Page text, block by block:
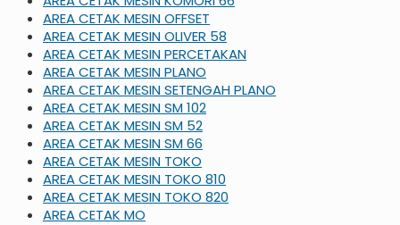
AREA CETAK MESIN OFFSET
AREA CETAK MESIN OLIVER 58
AREA CETAK MESIN PERCETAKAN
AREA CETAK MESIN PLANO
AREA CETAK MESIN SETENGAH PLANO
AREA CETAK MESIN SM 102
AREA CETAK MESIN SM 52
AREA CETAK MESIN SM 66
AREA CETAK MESIN TOKO
AREA CETAK MESIN TOKO 810
AREA CETAK MESIN TOKO 820
AREA CETAK MO